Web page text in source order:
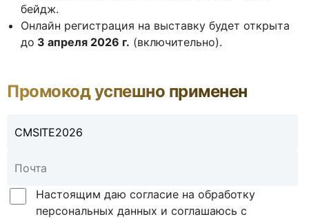
бейдж.
Онлайн регистрация на выставку будет открыта
до 3 апреля 2026 г. (включительно).
Промокод успешно применен
Настоящим даю согласие на обработку
персональных данных и соглашаюсь с